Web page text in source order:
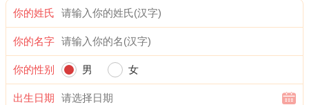
你的姓氏
你的名字
你的性别 男 女
出生日期